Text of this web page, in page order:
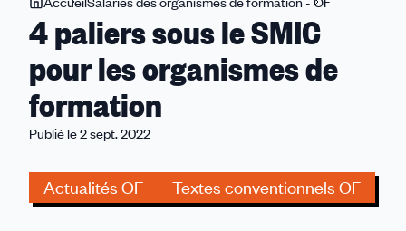
êtes
ici
le
de
formation
4 paliers sous le SMIC
pour les organismes de
formation
Publié le 2 sept. 2022
Actualités OF Textes conventionnels OF